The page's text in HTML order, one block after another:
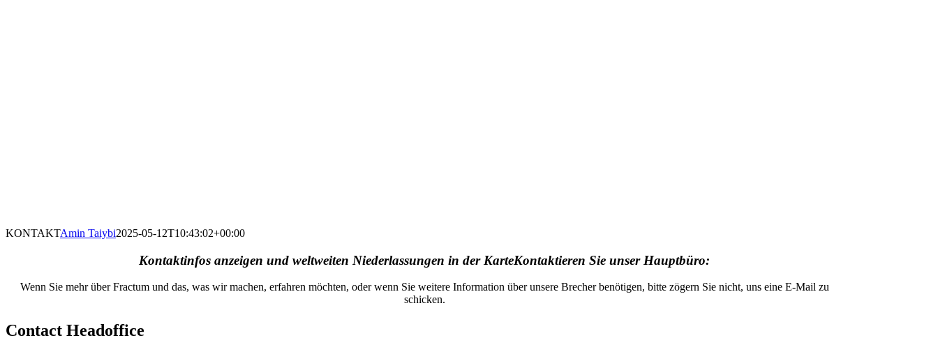
KONTAKTAmin Taiybi2025-05-12T10:43:02+00:00
Kontaktinfos anzeigen und weltweiten Niederlassungen in der KarteKontaktieren Sie unser Hauptbüro:
Wenn Sie mehr über Fractum und das, was wir machen, erfahren möchten, oder wenn Sie weitere Information über unsere Brecher benötigen, bitte zögern Sie nicht, uns eine E-Mail zu
schicken.
Contact Headoffice